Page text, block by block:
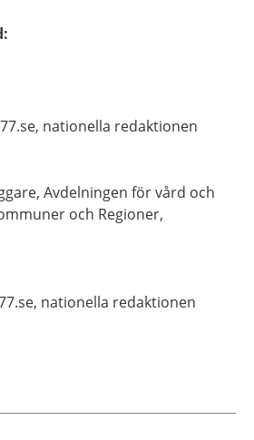
:
nationella redaktionen
Avdelningen för vård och
och Regioner,
nationella redaktionen